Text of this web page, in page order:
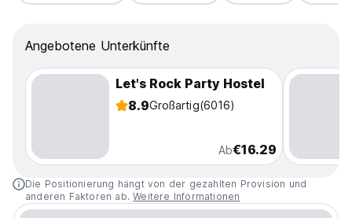
Angebotene Unterkünfte
Let's Rock Party Hostel
8.9Großartig(6016)
Ab€16.29
Die Positionierung hängt von der gezahlten Provision und
anderen Faktoren ab.Weitere Informationen